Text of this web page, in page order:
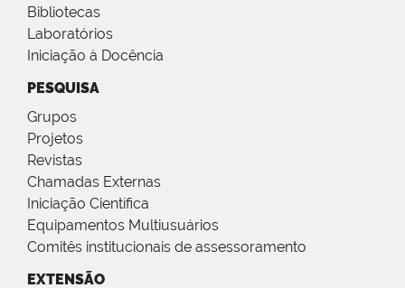
Bibliotecas
Laboratórios
Iniciação à Docência
PESQUISA
Grupos
Projetos
Revistas
Chamadas Externas
Iniciação Científica
Equipamentos Multiusuários
Comitês institucionais de assessoramento
EXTENSÃO